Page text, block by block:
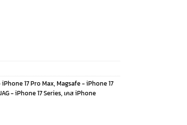
17 Pro Max, Magsafe - iPhone 17
- iPhone 17 Series, เคส iPhone